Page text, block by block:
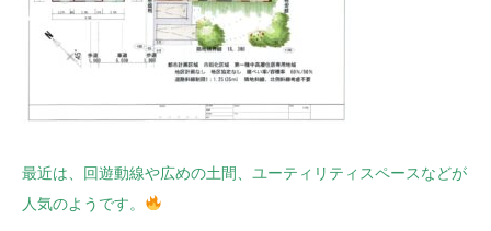
最近は、回遊動線や広めの土間、ユーティリティスペースなどが
人気のようです。